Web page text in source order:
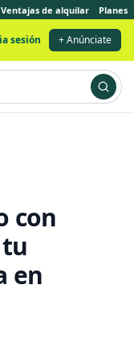
Ventajas de alquilar Planes
sesión + Anúnciate
con
en